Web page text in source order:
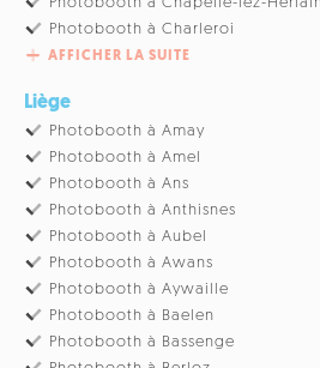
Photobooth à Chapelle-lez-
Photobooth à Charleroi
AFFICHER LA SUITE
Liège
Photobooth à Amay
Photobooth à Amel
Photobooth à Ans
Photobooth à Anthisnes
Photobooth à Aubel
Photobooth à Awans
Photobooth à Aywaille
Photobooth à Baelen
Photobooth à Bassenge